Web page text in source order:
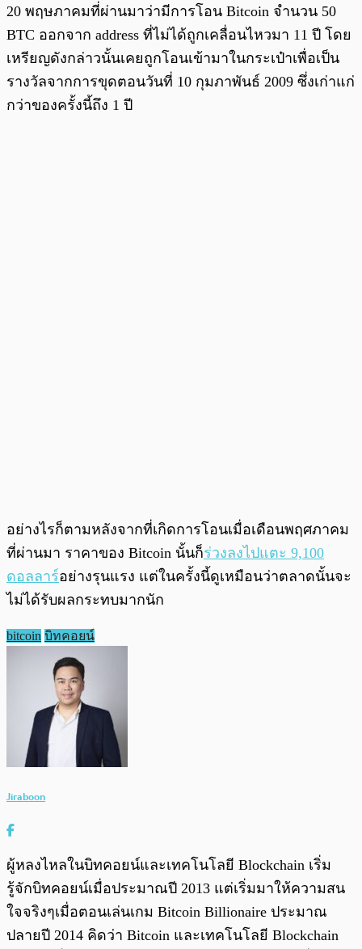
20 พฤษภาคมที่ผ่านมาว่ามีการโอน Bitcoin จำนวน 50
BTC ออกจาก address ที่ไม่ได้ถูกเคลื่อนไหวมา 11 ปี โดย
เหรียญดังกล่าวนั้นเคยถูกโอนเข้ามาในกระเป๋าเพื่อเป็น
รางวัลจากการขุดตอนวันที่ 10 กุมภาพันธ์ 2009 ซึ่งเก่าแก่
กว่าของครั้งนี้ถึง 1 ปี
อย่างไรก็ตามหลังจากที่เกิดการโอนเมื่อเดือนพฤศภาคม
ที่ผ่านมา ราคาของ Bitcoin นั้นก็ร่วงลงไปแตะ 9,100
ดอลลาร์อย่างรุนแรง แต่ในครั้งนี้ดูเหมือนว่าตลาดนั้นจะ
ไม่ได้รับผลกระทบมากนัก
bitcoin บิทคอยน์
Jiraboon
ผู้หลงไหลในบิทคอยน์และเทคโนโลยี Blockchain เริ่ม
รู้จักบิทคอยน์เมื่อประมาณปี 2013 แต่เริ่มมาให้ความสน
ใจจริงๆเมื่อตอนเล่นเกม Bitcoin Billionaire ประมาณ
ปลายปี 2014 คิดว่า Bitcoin และเทคโนโลยี Blockchain